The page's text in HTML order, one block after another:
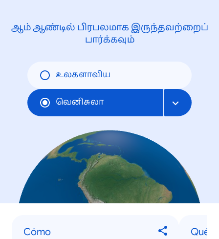
ஆம் ஆண்டில் பிரபலமாக இருந்தவற்றைப்
பார்க்கவும்
உலகளாவிய
வெனிசுலா
Cómo
Qué